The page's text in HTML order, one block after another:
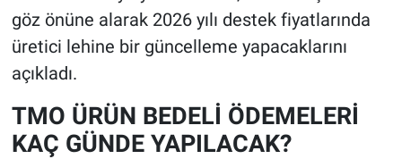
göz önüne alarak 2026 yılı destek fiyatlarında
üretici lehine bir güncelleme yapacaklarını
açıkladı.
TMO ÜRÜN BEDELİ ÖDEMELERİ
KAÇ GÜNDE YAPILACAK?